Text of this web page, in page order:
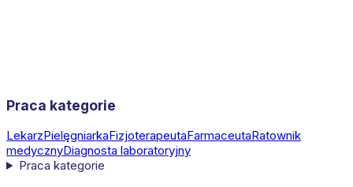
Praca kategorie
LekarzPielęgniarkaFizjoterapeutaFarmaceutaRatownik
medycznyDiagnosta laboratoryjny
Praca kategorie